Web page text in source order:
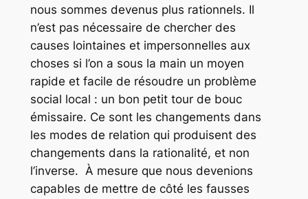
nous sommes devenus plus rationnels. Il
n’est pas nécessaire de chercher des
causes lointaines et impersonnelles aux
choses si l’on a sous la main un moyen
rapide et facile de résoudre un problème
social local : un bon petit tour de bouc
émissaire. Ce sont les changements dans
les modes de relation qui produisent des
changements dans la rationalité, et non
l’inverse. À mesure que nous devenions
capables de mettre de côté les fausses